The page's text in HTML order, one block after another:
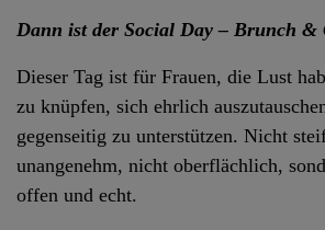
Dann ist der Social Day – Brunch &
Dieser Tag ist für Frauen, die Lust
zu knüpfen, sich ehrlich
gegenseitig zu unterstützen. Nicht
unangenehm, nicht oberflächlich,
offen und echt.